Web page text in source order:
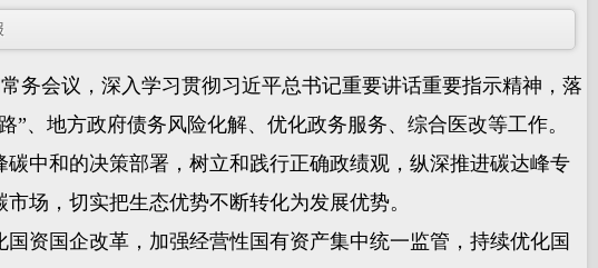
会议，深入学习贯彻习近平总书记重要讲话重要指示精神，落
、地方政府债务风险化解、优化政务服务、综合医改等工作。
中和的决策部署，树立和践行正确政绩观，纵深推进碳达峰专
场，切实把生态优势不断转化为发展优势。
国企改革，加强经营性国有资产集中统一监管，持续优化国